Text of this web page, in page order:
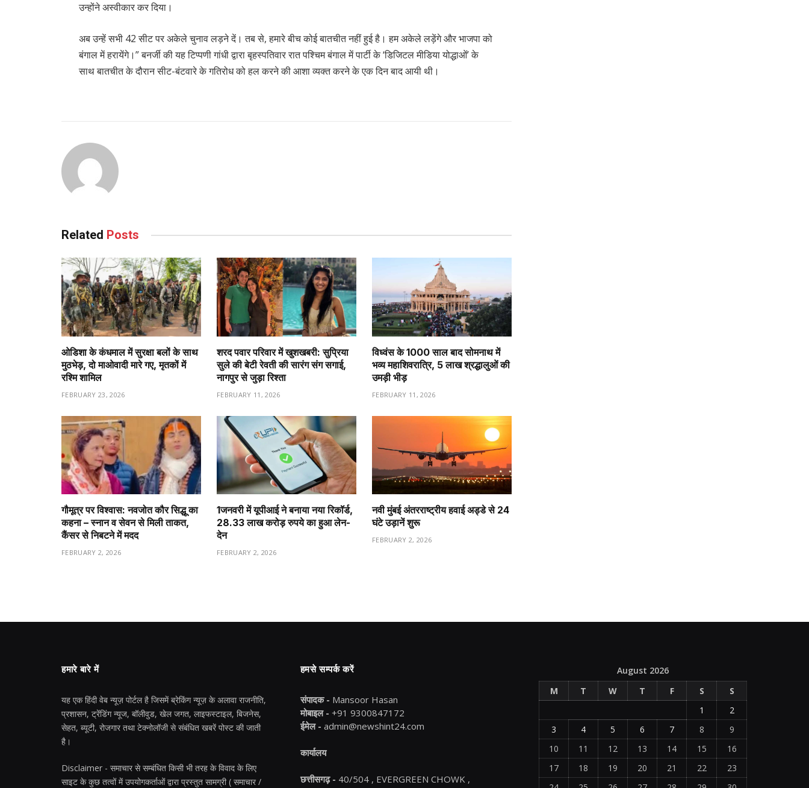
उन्होंने अस्वीकार कर दिया।
अब उन्हें सभी 42 सीट पर अकेले चुनाव लड़ने दें। तब से, हमारे बीच कोई बातचीत नहीं हुई है। हम अकेले लड़ेंगे और भाजपा को
बंगाल में हरायेंगे।” बनर्जी की यह टिप्पणी गांधी द्वारा बृहस्पतिवार रात पश्चिम बंगाल में पार्टी के ‘डिजिटल मीडिया योद्धाओं’ के
साथ बातचीत के दौरान सीट-बंटवारे के गतिरोध को हल करने की आशा व्यक्त करने के एक दिन बाद आयी थी।
Related Posts
ओडिशा के कंधमाल में सुरक्षा बलों के साथ
मुठभेड़, दो माओवादी मारे गए, मृतकों में
रश्मि शामिल
FEBRUARY 23, 2026
शरद पवार परिवार में खुशखबरी: सुप्रिया
सुले की बेटी रेवती की सारंग संग सगाई,
नागपुर से जुड़ा रिश्ता
FEBRUARY 11, 2026
विध्वंस के 1000 साल बाद सोमनाथ में
भव्य महाशिवरात्रि, 5 लाख श्रद्धालुओं की
उमड़ी भीड़
FEBRUARY 11, 2026
गौमूत्र पर विश्वास: नवजोत कौर सिद्धू का
कहना – स्नान व सेवन से मिली ताकत,
कैंसर से निबटने में मदद
FEBRUARY 2, 2026
1️जनवरी में यूपीआई ने बनाया नया रिकॉर्ड,
28.33 लाख करोड़ रुपये का हुआ लेन-
देन
FEBRUARY 2, 2026
नवी मुंबई अंतरराष्ट्रीय हवाई अड्डे से 24
घंटे उड़ानें शुरू
FEBRUARY 2, 2026
हमारे बारे में
यह एक हिंदी वेब न्यूज़ पोर्टल है जिसमें ब्रेकिंग न्यूज़ के अलावा राजनीति,
प्रशासन, ट्रेंडिंग न्यूज, बॉलीवुड, खेल जगत, लाइफस्टाइल, बिजनेस,
सेहत, ब्यूटी, रोजगार तथा टेक्नोलॉजी से संबंधित खबरें पोस्ट की जाती
है।
Disclaimer - समाचार से सम्बंधित किसी भी तरह के विवाद के लिए
साइट के कुछ तत्वों में उपयोगकर्ताओं द्वारा प्रस्तुत सामग्री ( समाचार /
हमसे सम्पर्क करें
संपादक - Mansoor Hasan
मोबाइल - +91 9300847172
ईमेल - admin@newshint24.com
कार्यालय
छत्तीसगढ़ - 40/504 , EVERGREEN CHOWK ,
August 2026
M
T W T F S
S
1
2
3
4 5 6 7 8
9
10
11 12 13 14 15
16
17
18 19 20 21 22
23